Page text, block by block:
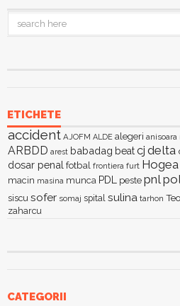
ETICHETE
accident AJOFM ALDE alegeri anisoara
ARBDD arest babadag beatcj delta
dosar penal fotbal frontiera furt Hogea
macin masina munca PDL peste pnl
siscu sofer somaj spital sulina tarhon
zaharcu
CATEGORII